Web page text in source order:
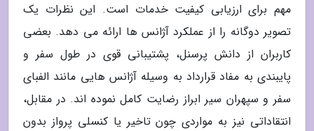
مهم برای ارزیابی کیفیت خدمات است. این نظرات یک
تصویر دوگانه را از عملکرد آژانس ها ارائه می دهد. بعضی
کاربران از دانش پرسنل، پشتیبانی قوی در طول سفر و
پایبندی به مفاد قرارداد به وسیله آژانس هایی مانند الفبای
سفر و سپهران سیر ابراز رضایت کامل نموده اند. در مقابل،
انتقاداتی نیز به مواردی چون تاخیر یا کنسلی پرواز بدون